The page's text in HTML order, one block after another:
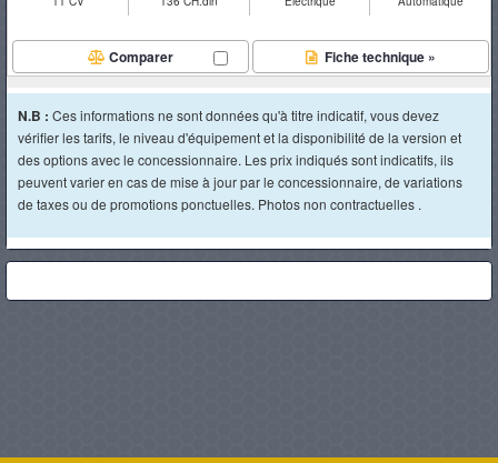
Fiche technique »
Comparer
N.B : Ces informations ne sont données qu'à titre indicatif, vous devez
vérifier les tarifs, le niveau d'équipement et la disponibilité de la version et
des options avec le concessionnaire. Les prix indiqués sont indicatifs, ils
peuvent varier en cas de mise à jour par le concessionnaire, de variations
de taxes ou de promotions ponctuelles. Photos non contractuelles .